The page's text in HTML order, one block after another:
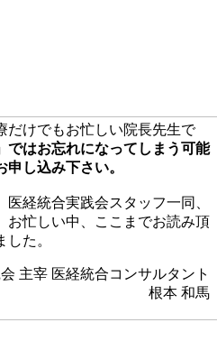
だけでもお忙しい院長先生で
ではお忘れになってしまう可能
し込み下さい。
経統合実践会スタッフ一同、
お忙しい中、ここまでお読み頂
た。
主宰 医経統合コンサルタント
根本 和馬